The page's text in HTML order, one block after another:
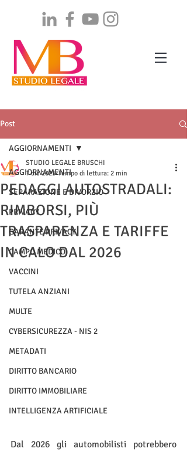
Post
AGGIORNAMENTI
SEPARAZIONE E DIVORZIO
PRIVACY
GARANTE PRIVACY
CAMPO MEDICO
VACCINI
TUTELA ANZIANI
MULTE
CYBERSICUREZZA - NIS 2
METADATI
DIRITTO BANCARIO
DIRITTO IMMOBILIARE
INTELLIGENZA ARTIFICIALE
AGGIORNAMENTI
PEDAGGI AUTOSTRADALI:
RIMBORSI, PIÙ
TRASPARENZA E TARIFFE
IN CALO DAL 2026
STUDIO LEGALE BRUSCHI
7 dic 2025 Tempo di lettura: 2 min
Dal 2026 gli automobilisti potrebbero